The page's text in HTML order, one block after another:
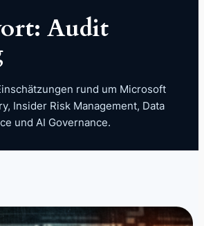
Audit
rund um Microsoft
Insider Risk Management, Data
und AI Governance.